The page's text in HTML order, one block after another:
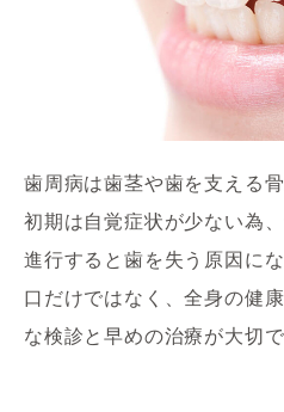
歯周病は歯茎や歯を支える
初期は自覚症状が少ない為
進行すると歯を失う原因に
口だけではなく、全身の健
な検診と早めの治療が大切で